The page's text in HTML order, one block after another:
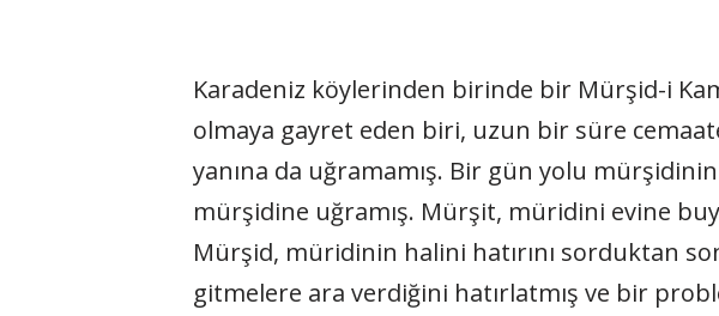
Karadeniz köylerinden birinde bir Mürşid-i
olmaya gayret eden biri, uzun bir süre
yanına da uğramamış. Bir gün yolu
mürşidine uğramış. Mürşit, müridini evine
Mürşid, müridinin halini hatırını sorduktan
gitmelere ara verdiğini hatırlatmış ve bir